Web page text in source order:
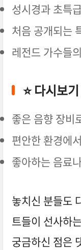
성시경과 초특
처음 공개되는
레전드 가수들
⭐ 다시보
좋은 음향 장비
편안한 환경에
좋아하는 음료
놓치신 분들도
트들이 선사하
궁금하신 점은